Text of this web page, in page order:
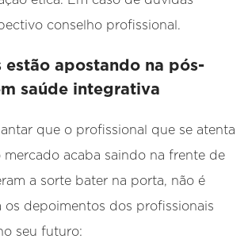
conselho profissional.
estão apostando na pós-
saúde integrativa
que o profissional que se atenta
mercado acaba saindo na frente de
a sorte bater na porta, não é
os depoimentos dos profissionais
seu futuro: